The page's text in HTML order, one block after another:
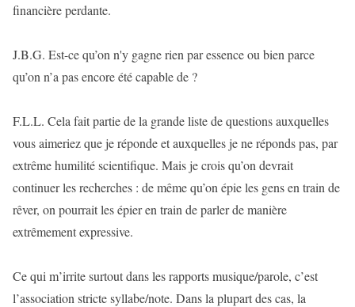
financière perdante.
J.B.G. Est-ce qu’on n'y gagne rien par essence ou bien parce
qu’on n’a pas encore été capable de ?
F.L.L. Cela fait partie de la grande liste de questions auxquelles
vous aimeriez que je réponde et auxquelles je ne réponds pas, par
extrême humilité scientifique. Mais je crois qu’on devrait
continuer les recherches : de même qu’on épie les gens en train de
rêver, on pourrait les épier en train de parler de manière
extrêmement expressive.
Ce qui m’irrite surtout dans les rapports musique/parole, c’est
l’association stricte syllabe/note. Dans la plupart des cas, la